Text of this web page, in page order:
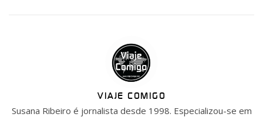
VIAJE COMIGO
Susana Ribeiro é jornalista desde 1998. Especializou-se em